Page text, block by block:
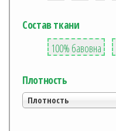
Состав ткани
1
100% бавовна
Плотность
Плотность